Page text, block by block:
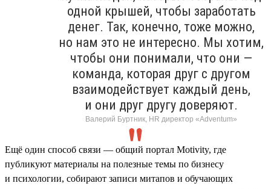
одной крышей, чтобы заработать
денег. Так, конечно, тоже можно,
но нам это не интересно. Мы хотим,
чтобы они понимали, что они —
команда, которая друг с другом
взаимодействует каждый день,
и они друг другу доверяют.
Валерий Буртник, HR директор «Adventum»
Ещё один способ связи — общий портал Motivity, где
публикуют материалы на полезные темы по бизнесу
и психологии, собирают записи митапов и обучающих